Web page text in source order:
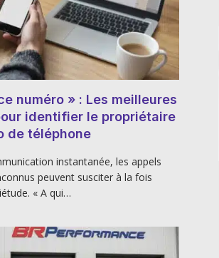
numéro » : Les meilleures
identifier le propriétaire
de téléphone
instantanée, les appels
peuvent susciter à la fois
« A qui…